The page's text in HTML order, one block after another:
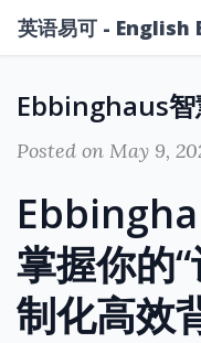
英语易可 - English
Posted on May 9,
掌握你的
制化高效